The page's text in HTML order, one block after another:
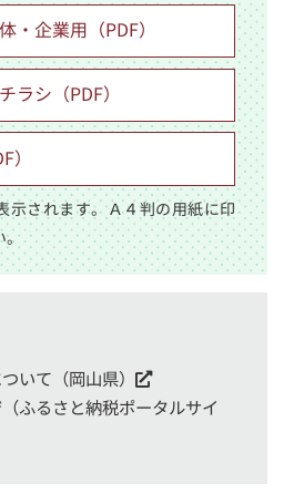
企業用（PDF）
ラシ（PDF）
）
示されます。Ａ４判の用紙に印
。
いて（岡山県）
ふるさと納税ポータルサイ